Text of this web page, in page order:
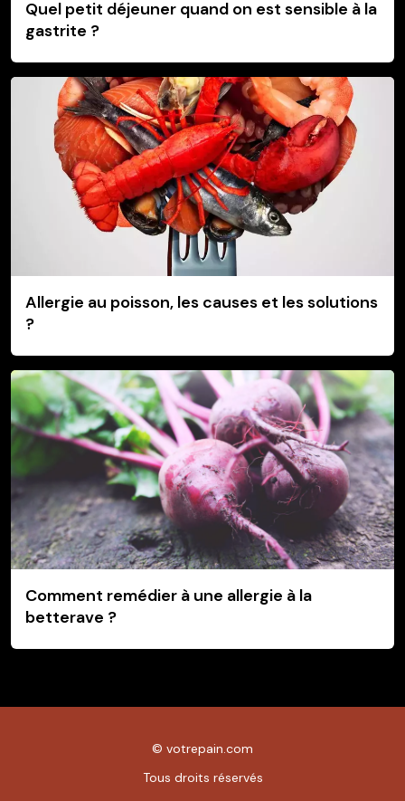
Quel petit déjeuner quand on est sensible à la
gastrite ?
Allergie au poisson, les causes et les solutions
?
Comment remédier à une allergie à la
betterave ?
© votrepain.com
Tous droits réservés